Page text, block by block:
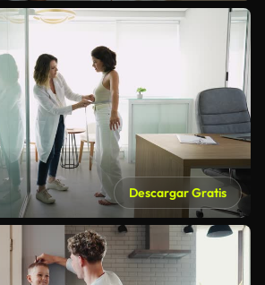
Descargar Gratis